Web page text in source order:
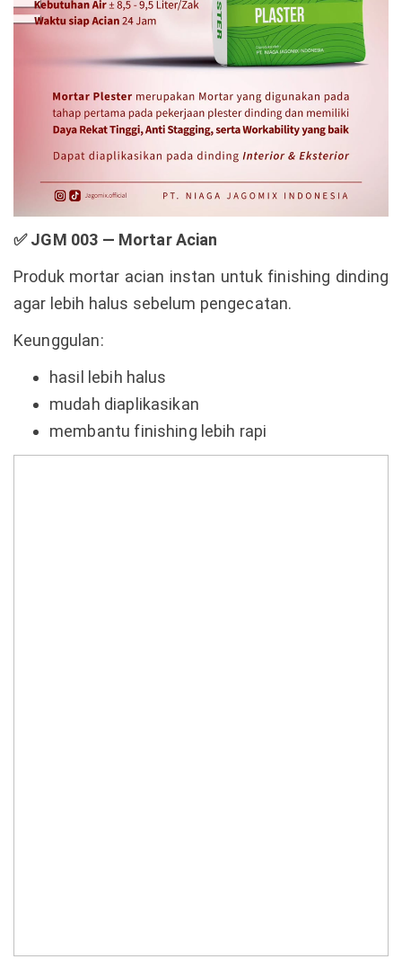
✅JGM 003 — Mortar Acian
Produk mortar acian instan untuk finishing dinding
agar lebih halus sebelum pengecatan.
Keunggulan:
hasil lebih halus
mudah diaplikasikan
membantu finishing lebih rapi